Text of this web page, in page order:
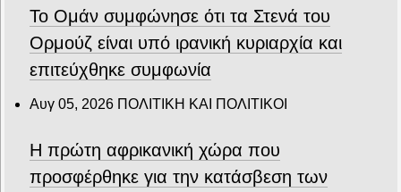
Το Ομάν συμφώνησε ότι τα Στενά του
Ορμούζ είναι υπό ιρανική κυριαρχία και
επιτεύχθηκε συμφωνία
Αυγ 05, 2026 ΠΟΛΙΤΙΚΗ ΚΑΙ ΠΟΛΙΤΙΚΟΙ
Η πρώτη αφρικανική χώρα που
προσφέρθηκε για την κατάσβεση των